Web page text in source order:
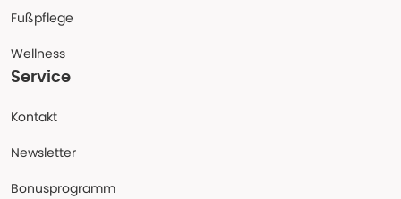
Fußpflege
Wellness
Service
Kontakt
Newsletter
Bonusprogramm